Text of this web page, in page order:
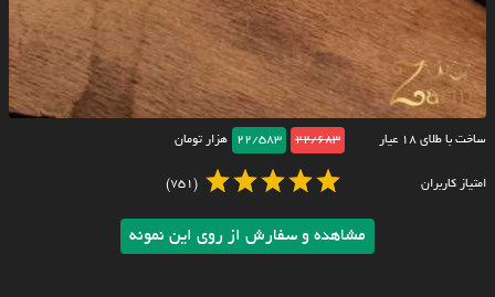
ساخت با طلای ۱۸ عیار 22/683
22/583 هزار تومان
امتیاز کاربران (751)
مشاهده و سفارش از روی این نمونه